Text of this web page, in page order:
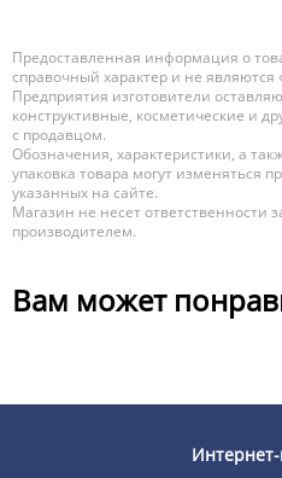
Предоставленная информация о
справочный характер и не являются
Предприятия изготовители
конструктивные, косметические и
с продавцом.
Обозначения, характеристики, а
упаковка товара могут изменяться
указанных на сайте.
Магазин не несет ответственности
производителем.
Вам может